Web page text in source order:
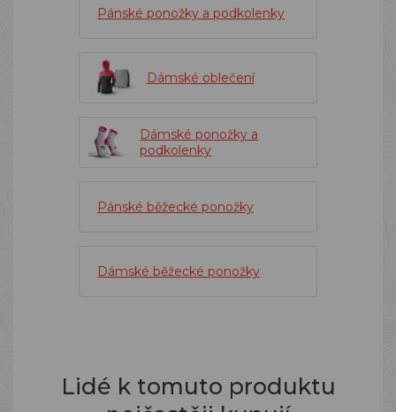
Pánské ponožky a podkolenky
Dámské oblečení
Dámské ponožky a
podkolenky
Pánské běžecké ponožky
Dámské běžecké ponožky
Lidé k tomuto produktu